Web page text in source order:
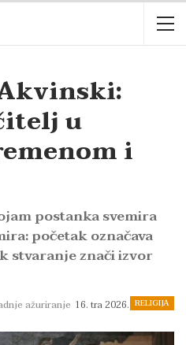
u
i
postanka svemira
početak označava
stvaranje znači izvor
RELIGIJA
ažuriranje 16. tra 2026.